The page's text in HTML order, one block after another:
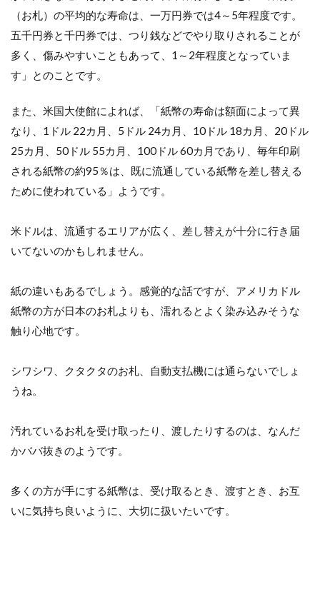
（お札）の平均的な寿命は、一万円券では4～5年程度です。
五千円券と千円券では、つり銭などでやり取りされることが
多く、傷みやすいこともあって、1～2年程度となっていま
す」とのことです。
また、米国大使館によれば、「紙幣の寿命は額面によって異
なり、1ドル 22カ月、5ドル 24カ月、10ドル 18カ月、20ドル
25カ月、50ドル 55カ月、100ドル 60カ月であり、毎年印刷
される紙幣の約95％は、既に流通している紙幣を差し替える
ために使われている」ようです。
米ドルは、流通するエリアが広く、差し替えが十分に行き届
いてないのかもしれません。
紙の違いもあるでしょう。感覚的な話ですが、アメリカドル
紙幣の方が日本のお札よりも、濡れるとよく染み込みそうな
触り心地です。
シワシワ、クタクタのお札、自動支払機には通らないでしょ
うね。
汚れているお札を受け取ったり、渡したりするのは、なんだ
かババ抜きのようです。
多くの方が手にする紙幣は、受け取るとき、渡すとき、お互
いに気持ち良いように、大切に扱いたいです。